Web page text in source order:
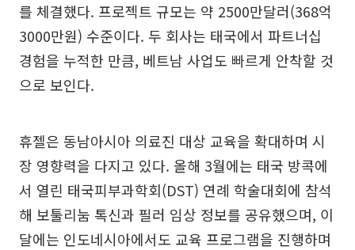
를 체결했다. 프로젝트 규모는 약 2500만달러(368억
3000만원) 수준이다. 두 회사는 태국에서 파트너십
경험을 누적한 만큼, 베트남 사업도 빠르게 안착할 것
으로 보인다.
휴젤은 동남아시아 의료진 대상 교육을 확대하며 시
장 영향력을 다지고 있다. 올해 3월에는 태국 방콕에
서 열린 태국피부과학회(DST) 연례 학술대회에 참석
해 보툴리눔 톡신과 필러 임상 정보를 공유했으며, 이
달에는 인도네시아에서도 교육 프로그램을 진행하며